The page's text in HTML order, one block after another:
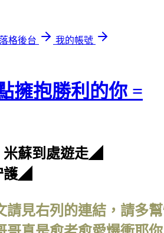
格後台
我的帳號
擁抱勝利的你 =
蘇到處遊走◢
護◢
見右列的連結，請多幫